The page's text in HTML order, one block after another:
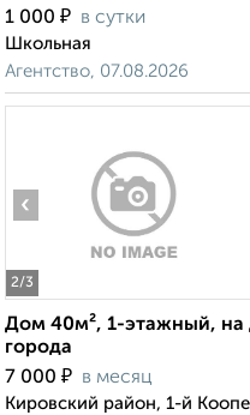
1 000 ₽ в сутки
Школьная
Агентство, 07.08.2026
2/3
‹
Дом 40м², 1-этажный, на
города
7 000 ₽ в месяц
Кировский район, 1-й